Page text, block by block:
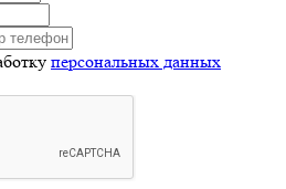
персональных данных